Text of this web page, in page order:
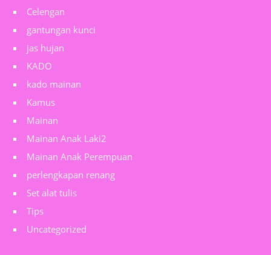
Celengan
gantungan kunci
jas hujan
KADO
kado mainan
Kamus
Mainan
Mainan Anak Laki2
Mainan Anak Perempuan
perlengkapan renang
Set alat tulis
Tips
Uncategorized